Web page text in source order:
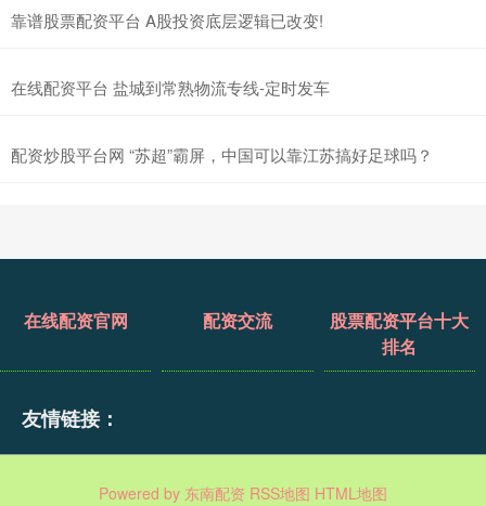
靠谱股票配资平台 A股投资底层逻辑已改变!
在线配资平台 盐城到常熟物流专线-定时发车
配资炒股平台网 “苏超”霸屏，中国可以靠江苏搞好足球吗？
在线配资官网 配资交流
股票配资平台十大
排名
友情链接：
Powered by 东南配资 RSS地图 HTML地图